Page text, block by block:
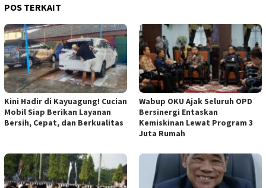
POS TERKAIT
Kini Hadir di Kayuagung! Cucian
Mobil Siap Berikan Layanan
Bersih, Cepat, dan Berkualitas
Wabup OKU Ajak Seluruh OPD
Bersinergi Entaskan
Kemiskinan Lewat Program 3
Juta Rumah